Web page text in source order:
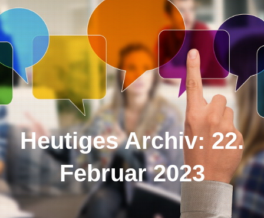
Heutiges Archiv: 22.
Februar 2023